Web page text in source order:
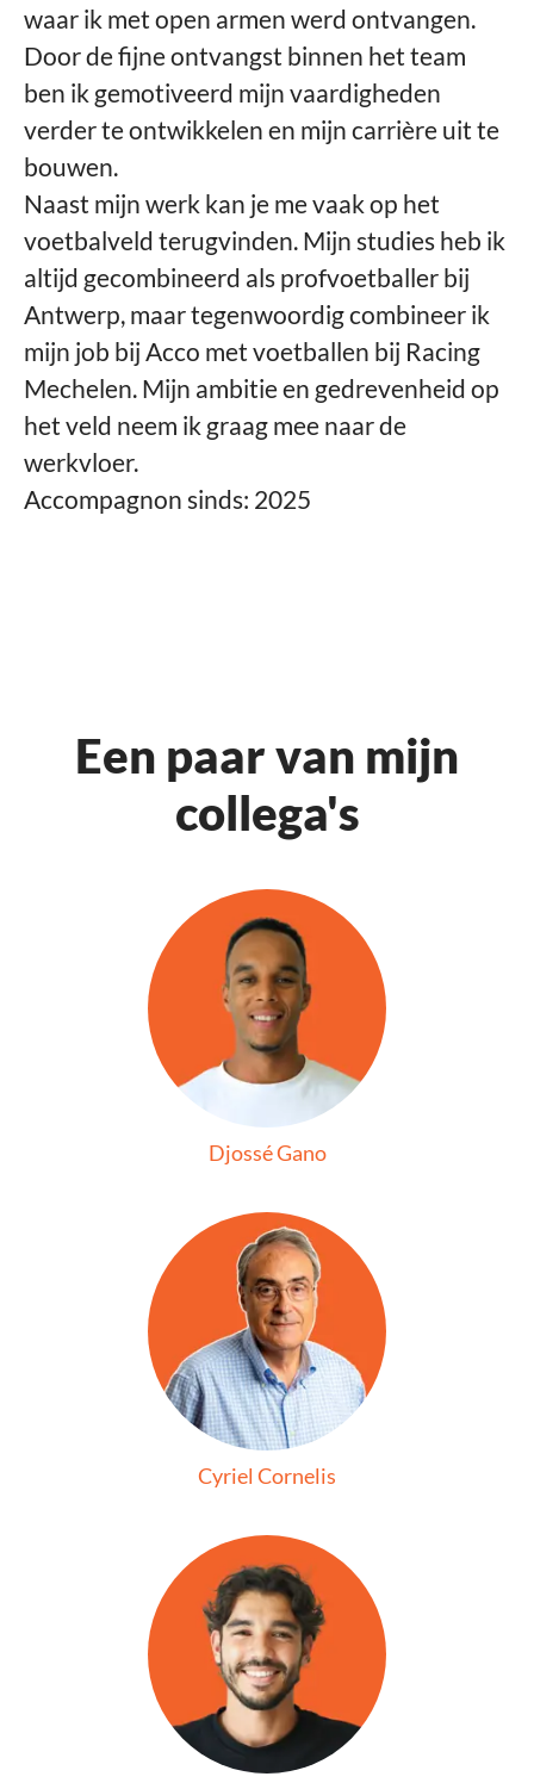
waar ik met open armen werd ontvangen.
Door de fijne ontvangst binnen het team
ben ik gemotiveerd mijn vaardigheden
verder te ontwikkelen en mijn carrière uit te
bouwen.
Naast mijn werk kan je me vaak op het
voetbalveld terugvinden. Mijn studies heb ik
altijd gecombineerd als profvoetballer bij
Antwerp, maar tegenwoordig combineer ik
mijn job bij Acco met voetballen bij Racing
Mechelen. Mijn ambitie en gedrevenheid op
het veld neem ik graag mee naar de
werkvloer.
Accompagnon sinds: 2025
Een paar van mijn
collega's
Djossé Gano
Cyriel Cornelis